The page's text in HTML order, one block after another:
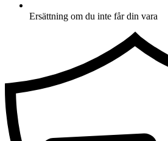
Ersättning om du inte får din vara